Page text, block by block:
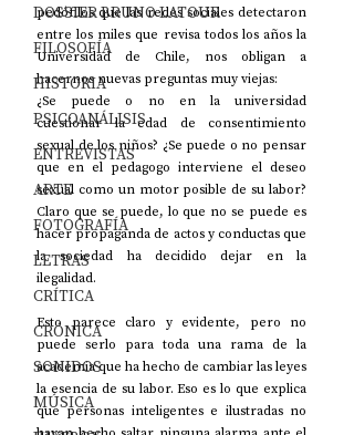
DOSSIER BRUNO LATOUR
FILOSOFÍA
HISTORIA
PSICOANÁLISIS
ENTREVISTAS
ARTE
FOTOGRAFÍA
LETRAS
CRÍTICA
CRÓNICA
SONIDOS
MÚSICA
pedófilos que las redes sociales detectaron
entre los miles que revisa todos los años la
Universidad de Chile, nos obligan a
hacernos nuevas preguntas muy viejas:
¿Se puede o no en la universidad
cuestionar la edad de consentimiento
sexual de los niños? ¿Se puede o no pensar
que en el pedagogo interviene el deseo
sexual como un motor posible de su labor?
Claro que se puede, lo que no se puede es
hacer propaganda de actos y conductas que
la sociedad ha decidido dejar en la
ilegalidad.
Esto parece claro y evidente, pero no
puede serlo para toda una rama de la
academia que ha hecho de cambiar las leyes
la esencia de su labor. Eso es lo que explica
que personas inteligentes e ilustradas no